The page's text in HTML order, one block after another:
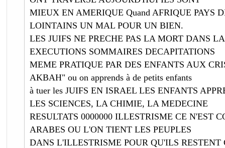
MIEUX EN AMERIQUE Quand AFRIQUE PAYS
LOINTAINS UN MAL POUR UN BIEN.
LES JUIFS NE PRECHE PAS LA MORT DANS
EXECUTIONS SOMMAIRES DECAPITATIONS
MEME PRATIQUE PAR DES ENFANTS AUX
AKBAH" ou on apprends à de petits enfants
à tuer les JUIFS EN ISRAEL LES ENFANTS
LES SCIENCES, LA CHIMIE, LA MEDECINE
RESULTATS 0000000 ILLESTRISME CE N'EST
ARABES OU L'ON TIENT LES PEUPLES
DANS L'ILLESTRISME POUR QU'ILS RESTENT